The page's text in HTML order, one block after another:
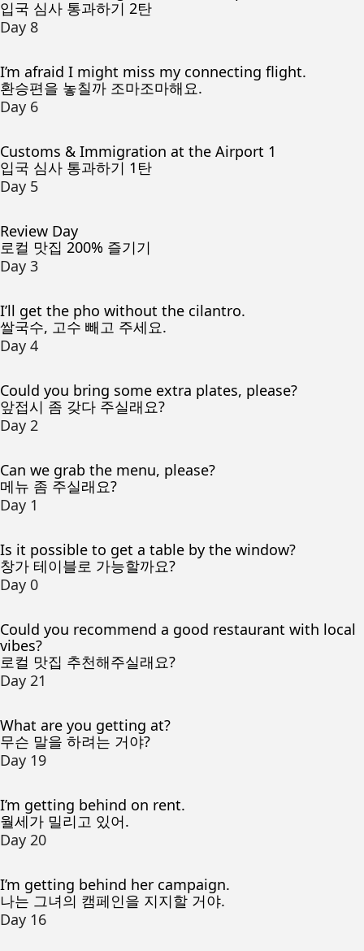
입국 심사 통과하기 2탄
Day 8
I’m afraid I might miss my connecting flight.
환승편을 놓칠까 조마조마해요.
Day 6
Customs & Immigration at the Airport 1
입국 심사 통과하기 1탄
Day 5
Review Day
로컬 맛집 200% 즐기기
Day 3
I’ll get the pho without the cilantro.
쌀국수, 고수 빼고 주세요.
Day 4
Could you bring some extra plates, please?
앞접시 좀 갖다 주실래요?
Day 2
Can we grab the menu, please?
메뉴 좀 주실래요?
Day 1
Is it possible to get a table by the window?
창가 테이블로 가능할까요?
Day 0
Could you recommend a good restaurant with local
vibes?
로컬 맛집 추천해주실래요?
Day 21
What are you getting at?
무슨 말을 하려는 거야?
Day 19
I’m getting behind on rent.
월세가 밀리고 있어.
Day 20
I’m getting behind her campaign.
나는 그녀의 캠페인을 지지할 거야.
Day 16